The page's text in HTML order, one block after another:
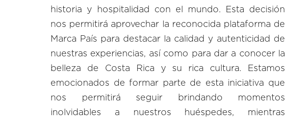
historia y hospitalidad con el mundo. Esta decisión
nos permitirá aprovechar la reconocida plataforma de
Marca País para destacar la calidad y autenticidad de
nuestras experiencias, así como para dar a conocer la
belleza de Costa Rica y su rica cultura. Estamos
emocionados de formar parte de esta iniciativa que
nos permitirá seguir brindando momentos
inolvidables a nuestros huéspedes, mientras